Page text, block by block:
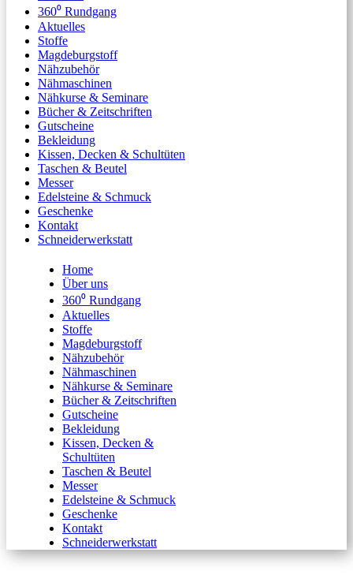
360⁰ Rundgang
Aktuelles
Stoffe
Magdeburgstoff
Nähzubehör
Nähmaschinen
Nähkurse & Seminare
Bücher & Zeitschriften
Gutscheine
Bekleidung
Kissen, Decken & Schultüten
Taschen & Beutel
Messer
Edelsteine & Schmuck
Geschenke
Kontakt
Schneiderwerkstatt
Home
Über uns
360⁰ Rundgang
Aktuelles
Stoffe
Magdeburgstoff
Nähzubehör
Nähmaschinen
Nähkurse & Seminare
Bücher & Zeitschriften
Gutscheine
Bekleidung
Kissen, Decken &
Schultüten
Taschen & Beutel
Messer
Edelsteine & Schmuck
Geschenke
Kontakt
Schneiderwerkstatt